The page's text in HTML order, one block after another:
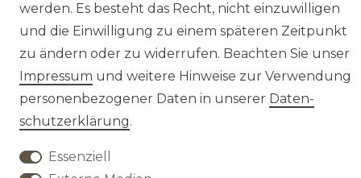
Widerrufs­recht Widerrufs­formular
Impressum
werden. Es besteht das Recht, nicht einzuwilligen
und die Einwilligung zu einem späteren Zeitpunkt
zu ändern oder zu widerrufen. Beachten Sie unser
Impressum und weitere Hinweise zur Verwendung
personenbezogener Daten in unserer Daten­
schutz­erklärung.
Essenziell